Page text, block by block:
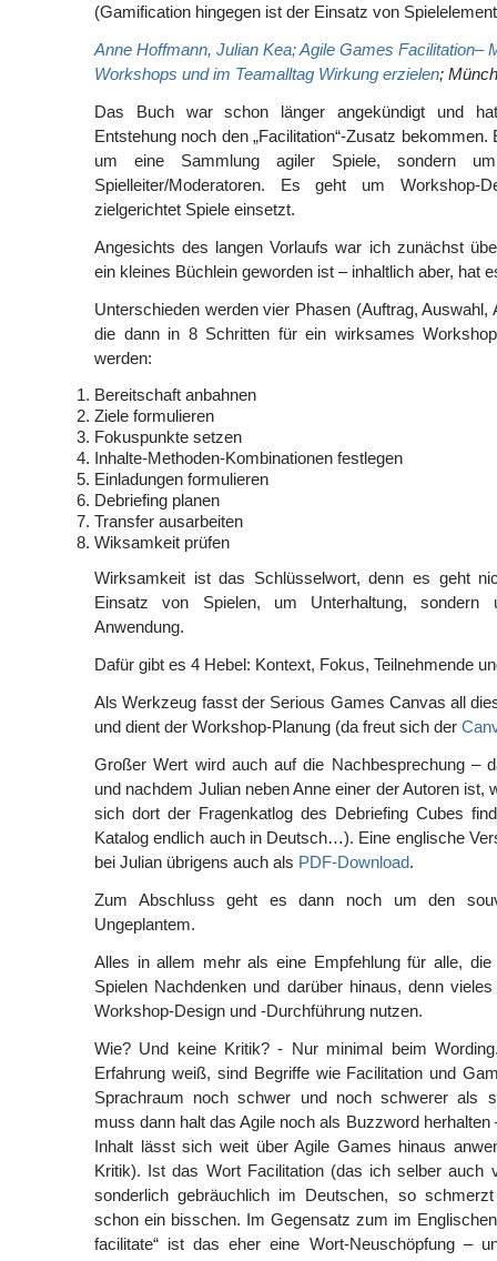
(Gamification hingegen ist der Einsatz von
Anne Hoffmann, Julian Kea; Agile Games Facilitation–
Workshops und im Teamalltag Wirkung erzielen;
Das Buch war schon länger angekündigt und
Entstehung noch den „Facilitation“-Zusatz
um eine Sammlung agiler Spiele, sondern
Spielleiter/Moderatoren. Es geht um
zielgerichtet Spiele einsetzt.
Angesichts des langen Vorlaufs war ich zunächst
ein kleines Büchlein geworden ist – inhaltlich aber, hat
Unterschieden werden vier Phasen (Auftrag, Auswahl,
die dann in 8 Schritten für ein wirksames
werden:
Bereitschaft anbahnen
Ziele formulieren
Fokuspunkte setzen
Inhalte-Methoden-Kombinationen festlegen
Einladungen formulieren
Debriefing planen
Transfer ausarbeiten
Wiksamkeit prüfen
Wirksamkeit ist das Schlüsselwort, denn es geht
Einsatz von Spielen, um Unterhaltung, sondern
Anwendung.
Dafür gibt es 4 Hebel: Kontext, Fokus, Teilnehmende
Als Werkzeug fasst der Serious Games Canvas all
und dient der Workshop-Planung (da freut sich der
Großer Wert wird auch auf die Nachbesprechung –
und nachdem Julian neben Anne einer der Autoren ist,
sich dort der Fragenkatlog des Debriefing Cubes
Katalog endlich auch in Deutsch…). Eine englische
bei Julian übrigens auch als PDF-Download.
Zum Abschluss geht es dann noch um den
Ungeplantem.
Alles in allem mehr als eine Empfehlung für alle,
Spielen Nachdenken und darüber hinaus, denn
Workshop-Design und -Durchführung nutzen.
Wie? Und keine Kritik? - Nur minimal beim
Erfahrung weiß, sind Begriffe wie Facilitation und
Sprachraum noch schwer und noch schwerer als
muss dann halt das Agile noch als Buzzword
Inhalt lässt sich weit über Agile Games hinaus
Kritik). Ist das Wort Facilitation (das ich selber auch
sonderlich gebräuchlich im Deutschen, so schmerzt
schon ein bisschen. Im Gegensatz zum im
facilitate“ ist das eher eine Wort-Neuschöpfung –